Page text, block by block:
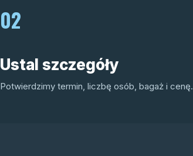
02
Ustal szczegóły
Potwierdzimy termin, liczbę osób, bagaż i cenę.